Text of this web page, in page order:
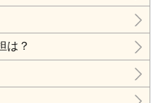
は？